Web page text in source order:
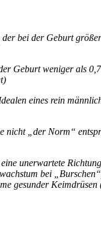
bei der Geburt
Geburt weniger als
eines rein
nicht „der Norm“
unerwartete
bei
gesunder